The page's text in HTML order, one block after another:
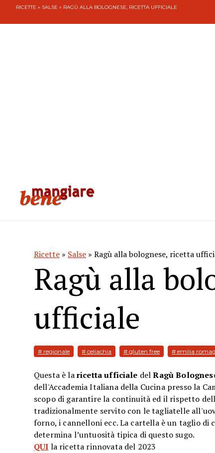
RICETTE » SALSE » RAGÙ ALLA BOLOGNESE, RICETTA UFFICIALE
Ricette » Salse » Ragù alla bolognese, ricetta
Ragù alla
ufficiale
# regionale # celiachia # gluten free # emilia
Questa è laricetta ufficiale delRagù Bolognes
dell'Accademia Italiana della Cucina presso la
scopo di garantire la continuità ed il rispetto
tradizionalmente servito con le tagliatelle
forno, i cannelloni ecc. La cartella è un taglio di
determina l’untuosità tipica di questo sugo.
QUI la ricetta rinnovata del 2023